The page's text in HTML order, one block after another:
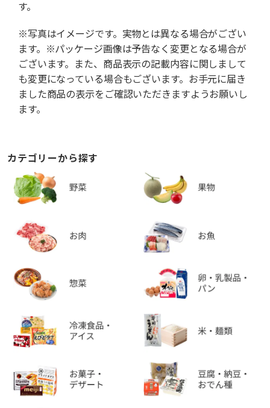
す。
※写真はイメージです。実物とは異なる場合がござい
ます。※パッケージ画像は予告なく変更となる場合が
ございます。また、商品表示の記載内容に関しまして
も変更になっている場合もございます。お手元に届き
ました商品の表示をご確認いただきますようお願いし
ます。
カテゴリーから探す